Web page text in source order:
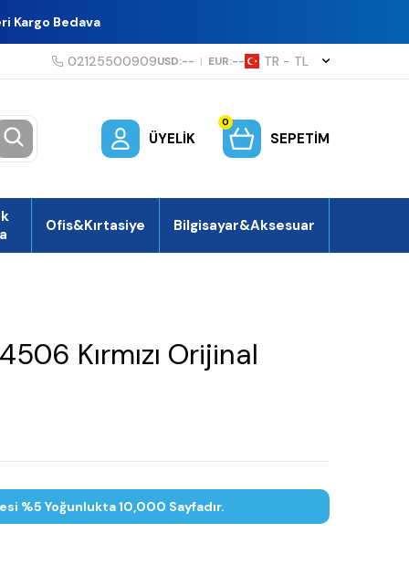
Kargo Bedava
02125500909USD:-- | EUR:-- TR − TL
ÜYELIK
0
SEPETIM
Ofis&Kırtasiye Bilgisayar&Aksesuar
Kırmızı Orijinal
%5 Yoğunlukta 10,000 Sayfadır.